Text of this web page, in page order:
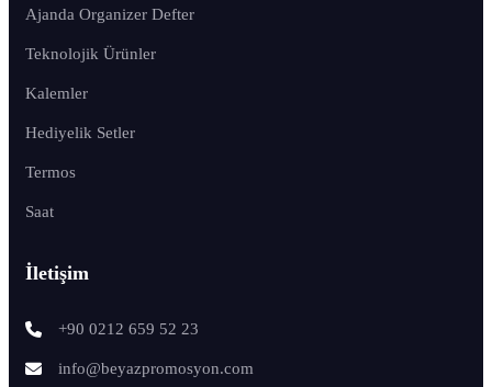
Ajanda Organizer Defter
Teknolojik Ürünler
Kalemler
Hediyelik Setler
Termos
Saat
İletişim
+90 0212 659 52 23
info@beyazpromosyon.com